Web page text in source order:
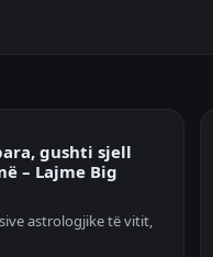
gushti sjell
– Lajme Big
astrologjike të vitit,